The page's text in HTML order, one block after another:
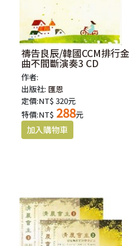
禱告良辰/韓國CCM排行金
曲不間斷演奏3 CD
作者:
出版社: 匯恩
定價:NT$ 320元
特價:NT$ 288元